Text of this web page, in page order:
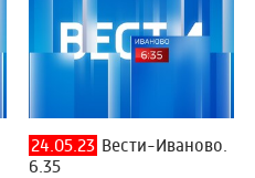
24.05.23 Вести-Иваново.
6.35